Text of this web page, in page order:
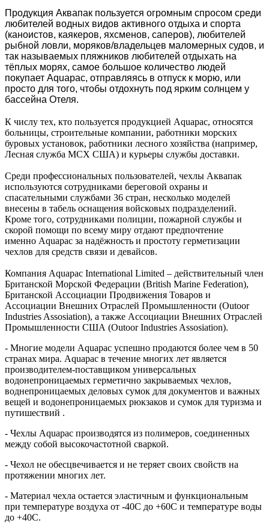
Продукция Аквапак пользуется огромным спросом среди
любителей водных видов активного отдыха и спорта
(каноистов, каякеров, яхсменов, саперов), любителей
рыбной ловли, моряков/владельцев маломерных судов, и
так называемых пляжников любителей отдыхать на
тёплых морях, самое большое количество людей
покупает Aquapac, отправляясь в отпуск к морю, или
просто для того, чтобы отдохнуть под ярким солнцем у
бассейна Отеля.
К числу тех, кто пользуется продукцией Aquapac, относятся
больницы, строительные компании, работники морских
буровых установок, работники лесного хозяйства (например,
Лесная служба МСХ США) и курьеры службы доставки.
Среди профессиональных пользователей, чехлы Аквапак
используются сотрудниками береговой охраны и
спасательными службами 36 стран, несколько моделей
внесены в табель оснащения войсковых подразделений.
Кроме того, сотрудниками полиции, пожарной службы и
скорой помощи по всему миру отдают предпочтение
именно Aquapac за надёжность и простоту герметизации
чехлов для средств связи и девайсов.
Компания Aquapac International Limited – действительный член
Британской Морской Федерации (British Marine Federation),
Британской Ассоциации Продвижения Товаров и
Ассоциации Внешних Отраслей Промышленности (Outoor
Industries Assosiation), а также Ассоциации Внешних Отраслей
Промышленности США (Outoor Industries Assosiation).
- Многие модели Aquapac успешно продаются более чем в 50
странах мира. Aquapac в течение многих лет является
производителем-поставщиком универсальных
водонепроницаемых герметично закрываемых чехлов,
воднепроницаемых деловых сумок для документов и важных
вещей и водонепроницаемых рюкзаков и сумок для туризма и
путишествий .
- Чехлы Aquapac производятся из полимеров, соединенных
между собой высокочастотной сваркой.
- Чехол не обесцвечивается и не теряет своих свойств на
протяжении многих лет.
- Материал чехла остается эластичным и функциональным
при температуре воздуха от -40C до +60C и температуре воды
до +40C.